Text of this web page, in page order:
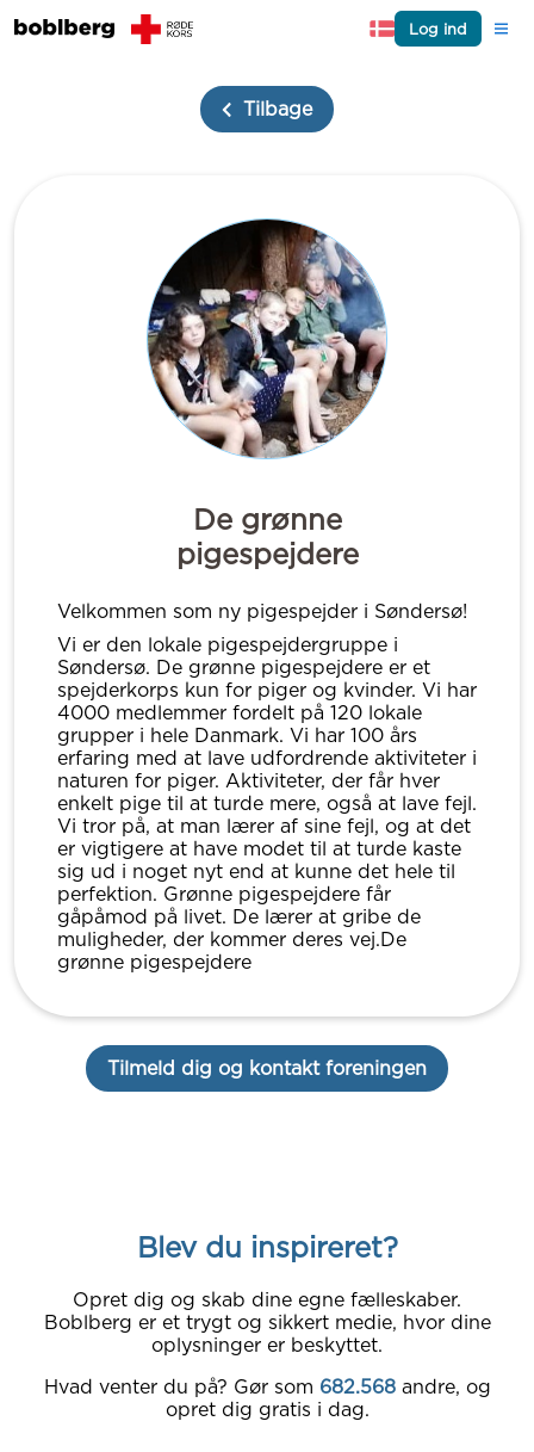
Log ind
Tilbage
De grønne
pigespejdere
Velkommen som ny pigespejder i Søndersø!
Vi er den lokale pigespejdergruppe i
Søndersø. De grønne pigespejdere er et
spejderkorps kun for piger og kvinder. Vi har
4000 medlemmer fordelt på 120 lokale
grupper i hele Danmark. Vi har 100 års
erfaring med at lave udfordrende aktiviteter i
naturen for piger. Aktiviteter, der får hver
enkelt pige til at turde mere, også at lave fejl.
Vi tror på, at man lærer af sine fejl, og at det
er vigtigere at have modet til at turde kaste
sig ud i noget nyt end at kunne det hele til
perfektion. Grønne pigespejdere får
gåpåmod på livet. De lærer at gribe de
muligheder, der kommer deres vej.De
grønne pigespejdere
Tilmeld dig og kontakt foreningen
Blev du inspireret?
Opret dig og skab dine egne fælleskaber.
Boblberg er et trygt og sikkert medie, hvor dine
oplysninger er beskyttet.
Hvad venter du på? Gør som 682.568 andre, og
opret dig gratis i dag.